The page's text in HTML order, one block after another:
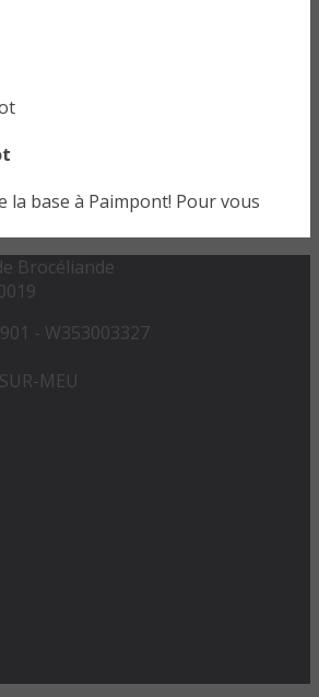
la base à Paimpont! Pour vous
Brocéliande
- W353003327
MEU